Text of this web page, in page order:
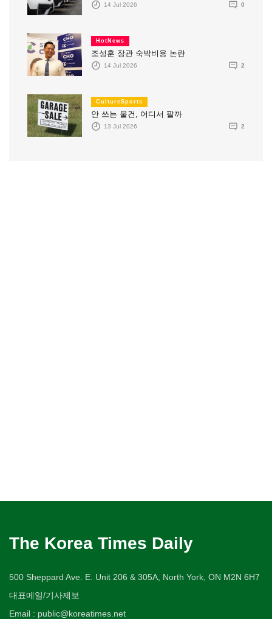
14 Jul 2026 0
HotNews
조성훈 장관 숙박비용 논란
14 Jul 2026 2
CultureSports
안 쓰는 물건, 어디서 팔까
13 Jul 2026 2
The Korea Times Daily
500 Sheppard Ave. E. Unit 206 & 305A, North York, ON M2N 6H7
대표메일/기사제보
Email : public@koreatimes.net